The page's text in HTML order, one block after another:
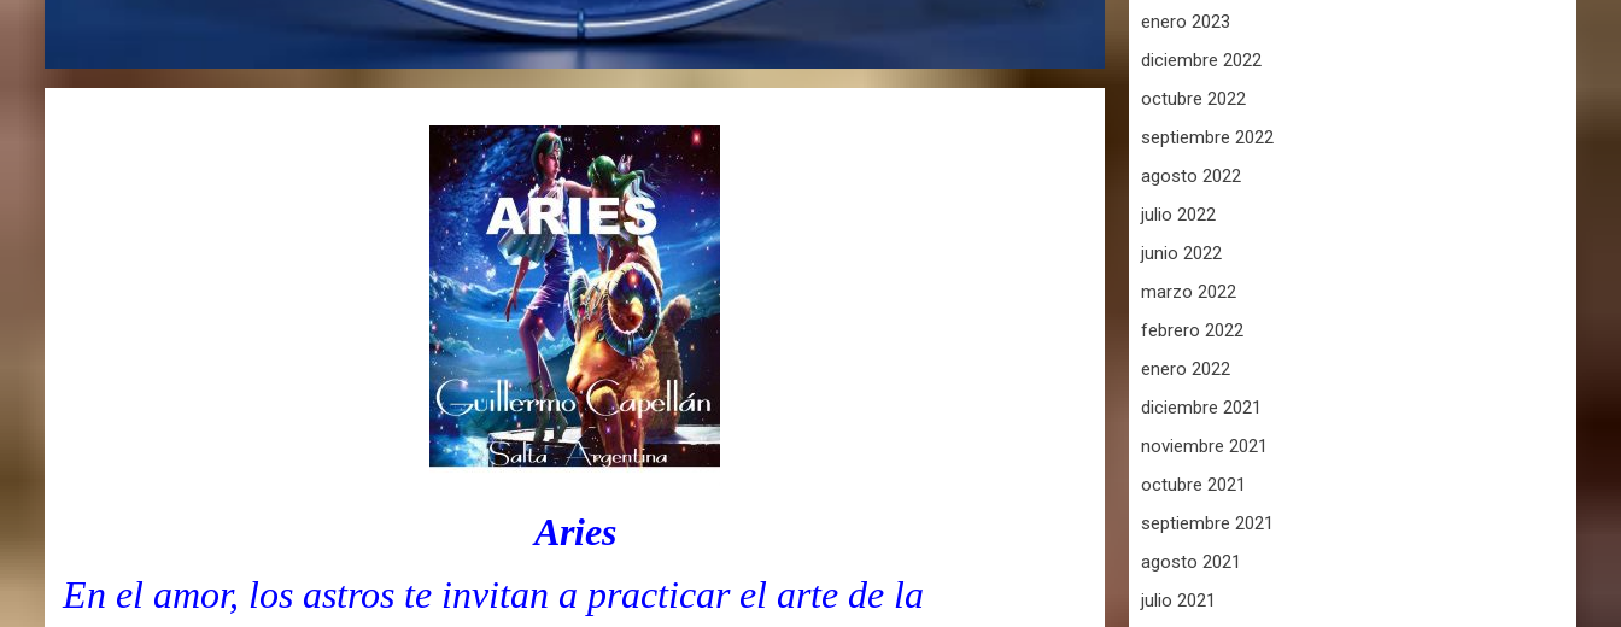
Aries
En el amor, los astros te invitan a practicar el arte de la
enero 2023
diciembre 2022
octubre 2022
septiembre 2022
agosto 2022
julio 2022
junio 2022
marzo 2022
febrero 2022
enero 2022
diciembre 2021
noviembre 2021
octubre 2021
septiembre 2021
agosto 2021
julio 2021